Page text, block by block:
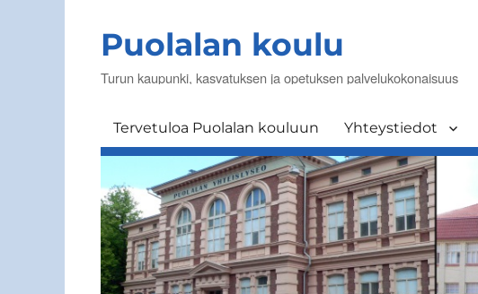
Puolalan koulu
Turun kaupunki, kasvatuksen ja opetuksen palvelukokonaisuus
Tervetuloa Puolalan kouluun Yhteystiedot